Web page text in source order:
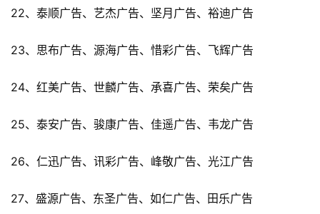
22、泰顺广告、艺杰广告、坚月广告、裕迪广告
23、思布广告、源海广告、惜彩广告、飞辉广告
24、红美广告、世麟广告、承喜广告、荣矣广告
25、泰安广告、骏康广告、佳遥广告、韦龙广告
26、仁迅广告、讯彩广告、峰敬广告、光江广告
27、盛源广告、东圣广告、如仁广告、田乐广告